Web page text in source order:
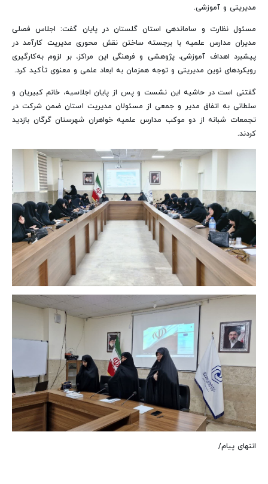
مدیریتی و آموزشی.
مسئول نظارت و ساماندهی استان گلستان در پایان گفت: اجلاس فصلی
مدیران مدارس علمیه با برجسته ساختن نقش محوری مدیریت کارآمد در
پیشبرد اهداف آموزشی، پژوهشی و فرهنگی این مراکز، بر لزوم به‌کارگیری
رویکردهای نوین مدیریتی و توجه همزمان به ابعاد علمی و معنوی تأکید کرد.
گفتنی است در حاشیه این نشست و پس از پایان اجلاسیه، خانم کبیریان و
سلطانی به اتفاق مدیر و جمعی از مسئولان مدیریت استان ضمن شرکت در
تجمعات شبانه از دو موکب مدارس علمیه خواهران شهرستان گرگان بازدید
کردند.
انتهای پیام/